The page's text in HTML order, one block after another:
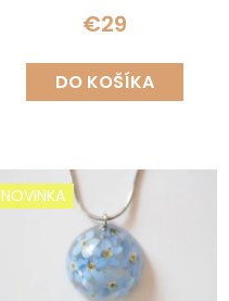
€29
DO KOŠÍKA
NOVINKA